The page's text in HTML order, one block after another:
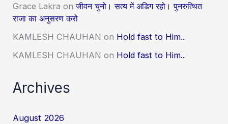
Grace Lakra onजीवन चुनो। सत्य में अडिग रहो। पुनरुत्थित
राजा का अनुसरण करो
KAMLESH CHAUHAN on Hold fast to Him..
KAMLESH CHAUHAN on Hold fast to Him..
Archives
August 2026